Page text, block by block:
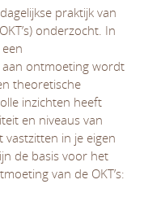
praktijk van
onderzocht. In
ontmoeting wordt
theoretische
inzichten heeft
en niveaus van
in je eigen
de basis voor het
van de OKT’s: